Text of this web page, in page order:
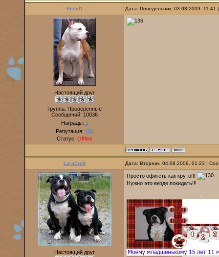
Elstaf1 Дата: Понедельник, 03.08.2009,
Настоящий друг
Группа: Проверенные
Сообщений: 10036
Награды: 1
Репутация: 154
Статус: Offline
LaraCroft Дата: Вторник, 04.08.2009, 01:23 |
Настоящий друг
Просто офигеть как круто!!!
Нужно это везде покидать!!!